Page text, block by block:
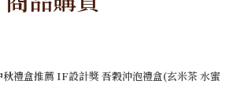
禮盒推薦 IF設計獎 吾穀沖泡禮盒(玄米茶 水蜜